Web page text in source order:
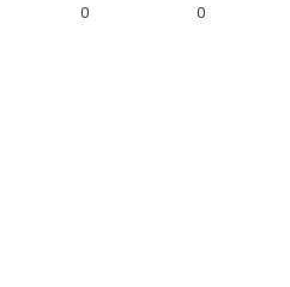
0
0